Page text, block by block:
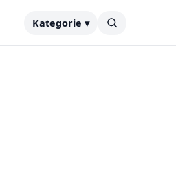
Kategorie ▾